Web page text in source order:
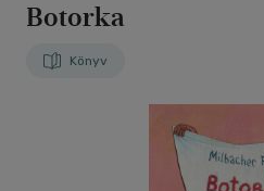
Botorka
Könyv